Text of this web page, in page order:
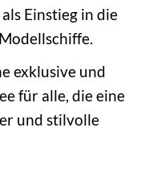
Einstieg in die
exklusive und
für alle, die eine
und stilvolle